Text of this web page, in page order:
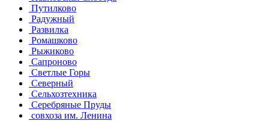
Путилково
Радужный
Развилка
Ромашково
Рыжиково
Сапроново
Светлые Горы
Северный
Сельхозтехника
Серебряные Пруды
совхоза им. Ленина